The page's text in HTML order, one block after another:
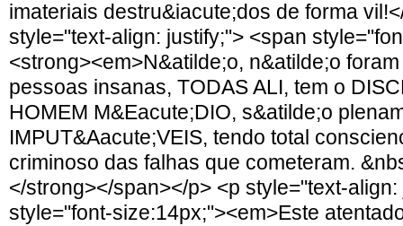
imateriais destru&iacute;dos de forma
style="text-align: justify;"> <span
<strong><em>N&atilde;o, n&atilde;o
pessoas insanas, TODAS ALI, tem o
HOMEM M&Eacute;DIO, s&atilde;o
IMPUT&Aacute;VEIS, tendo total
criminoso das falhas que cometeram.
</strong></span></p> <p style="text-
style="font-size:14px;"><em>Este